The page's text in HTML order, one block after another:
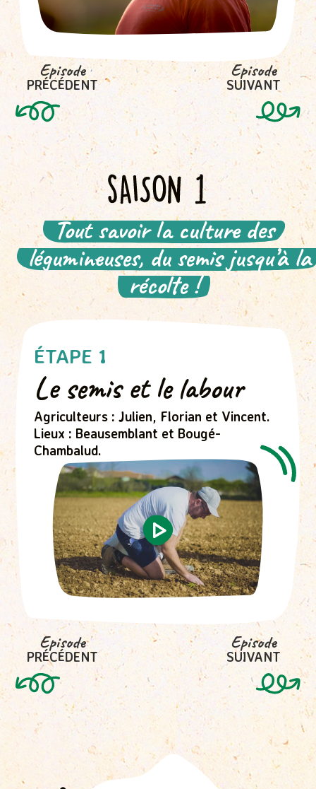
Episode
PRÉCÉDENT
Episode
SUIVANT
(actuel)
Tout savoir la culture des
légumineuses, du semis jusqu’à la
récolte !
ÉTAPE 1
Le semis et le labour
Agriculteurs : Julien, Florian et Vincent.
Lieux : Beausemblant et Bougé-
Chambalud.
Episode
PRÉCÉDENT
Episode
SUIVANT
(actuel)